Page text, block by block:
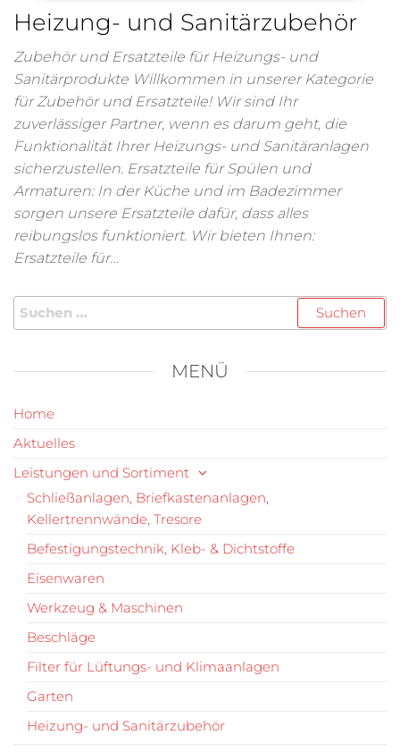
Heizung- und Sanitärzubehör
Zubehör und Ersatzteile für Heizungs- und
Sanitärprodukte Willkommen in unserer Kategorie
für Zubehör und Ersatzteile! Wir sind Ihr
zuverlässiger Partner, wenn es darum geht, die
Funktionalität Ihrer Heizungs- und Sanitäranlagen
sicherzustellen. Ersatzteile für Spülen und
Armaturen: In der Küche und im Badezimmer
sorgen unsere Ersatzteile dafür, dass alles
reibungslos funktioniert. Wir bieten Ihnen:
Ersatzteile für…
MENÜ
Home
Aktuelles
Leistungen und Sortiment
Schließanlagen, Briefkastenanlagen,
Kellertrennwände, Tresore
Befestigungstechnik, Kleb- & Dichtstoffe
Eisenwaren
Werkzeug & Maschinen
Beschläge
Filter für Lüftungs- und Klimaanlagen
Garten
Heizung- und Sanitärzubehör